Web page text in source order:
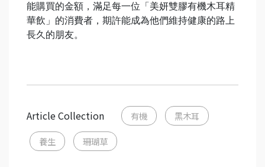
能購買的金額，滿足每一位「美妍雙膠有機木耳精
華飲」的消費者，期許能成為他們維持健康的路上
長久的朋友。
Article Collection 有機 黑木耳
養生 珊瑚草